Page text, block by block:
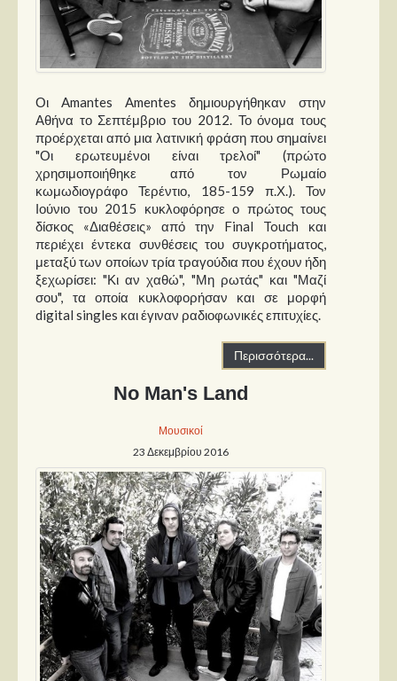
Οι Amantes Amentes δημιουργήθηκαν στην
Αθήνα το Σεπτέμβριο του 2012. Το όνομα τους
προέρχεται από μια λατινική φράση που σημαίνει
"Οι ερωτευμένοι είναι τρελοί" (πρώτο
χρησιμοποιήθηκε από τον Ρωμαίο
κωμωδιογράφο Τερέντιο, 185-159 π.Χ.). Τον
Ιούνιο του 2015 κυκλοφόρησε ο πρώτος τους
δίσκος «Διαθέσεις» από την Final Touch και
περιέχει έντεκα συνθέσεις του συγκροτήματος,
μεταξύ των οποίων τρία τραγούδια που έχουν ήδη
ξεχωρίσει: "Κι αν χαθώ", "Μη ρωτάς" και "Μαζί
σου", τα οποία κυκλοφορήσαν και σε μορφή
digital singles και έγιναν ραδιοφωνικές επιτυχίες.
Περισσότερα...
No Man's Land
Μουσικοί
23 Δεκεμβρίου 2016